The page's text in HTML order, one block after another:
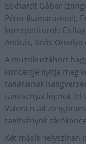
Eckhardt Gábor
Péter (kamarazene),
korrepetítorok:
András, Soós Orsolya
A muzsikustábort
koncertje nyitja meg
tanárainak
tanítványai lépnek fel
Valentin ad
tanítványok
Két másik helyszínen